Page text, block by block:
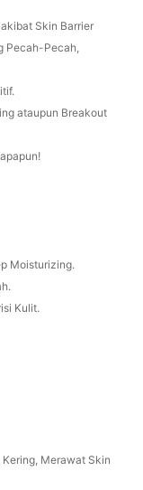
Skin Barrier
Pecah-Pecah,
ataupun Breakout
Moisturizing.
Kulit.
Merawat Skin